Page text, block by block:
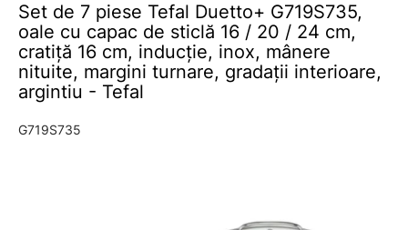
Set de 7 piese Tefal Duetto+ G719S735,
oale cu capac de sticlă 16 / 20 / 24 cm,
cratiță 16 cm, inducție, inox, mânere
nituite, margini turnare, gradații interioare,
argintiu - Tefal
G719S735